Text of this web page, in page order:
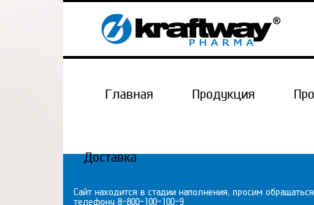
Главная Продукция
Доставка
Сайт находится в стадии наполнения, просим
телефону 8-800-100-100-9